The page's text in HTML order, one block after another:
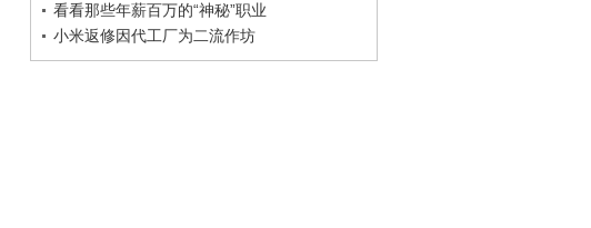
看看那些年薪百万的“神秘”职业
小米返修因代工厂为二流作坊